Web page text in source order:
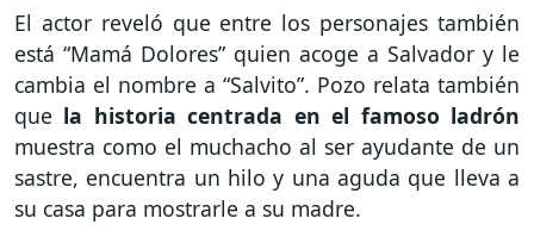
El actor reveló que entre los personajes también
está “Mamá Dolores” quien acoge a Salvador y le
cambia el nombre a “Salvito”. Pozo relata también
que la historia centrada en el famoso ladrón
muestra como el muchacho al ser ayudante de un
sastre, encuentra un hilo y una aguda que lleva a
su casa para mostrarle a su madre.